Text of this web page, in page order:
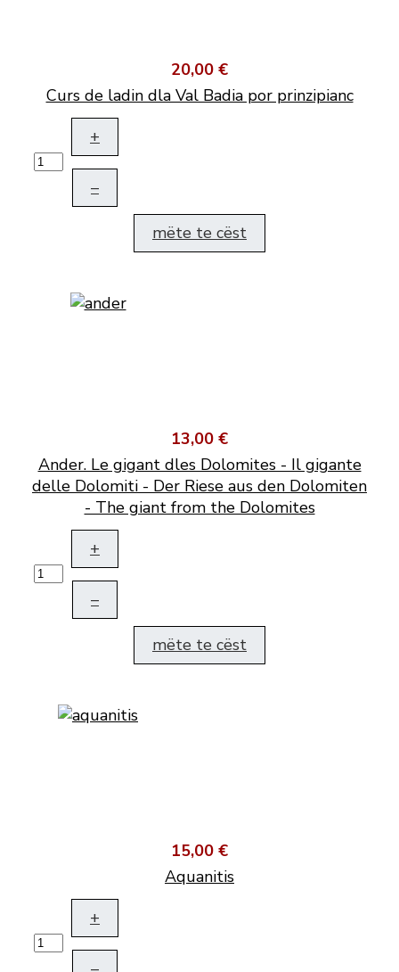
20,00 €
Curs de ladin dla Val Badia por prinzipianc
+
–
mëte te cëst
13,00 €
Ander. Le gigant dles Dolomites - Il gigante
delle Dolomiti - Der Riese aus den Dolomiten
- The giant from the Dolomites
+
–
mëte te cëst
15,00 €
Aquanitis
+